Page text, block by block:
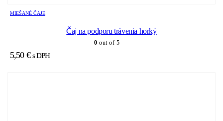
MIEŠANÉ ČAJE
Čaj na podporu trávenia horký
0 out of 5
5,50 € s DPH